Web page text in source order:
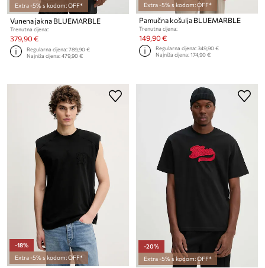
Extra -5% s kodom: OFF*
Vunena jakna BLUEMARBLE
Trenutna cijena:
379,90 €
Regularna cijena:789,90 €
Najniža cijena:479,90 €
Extra -5% s kodom: OFF*
Pamučna košulja BLUEMARBLE
Trenutna cijena:
149,90 €
Regularna cijena:349,90 €
Najniža cijena:174,90 €
-18%
Extra -5% s kodom: OFF*
-20%
Extra -5% s kodom: OFF*